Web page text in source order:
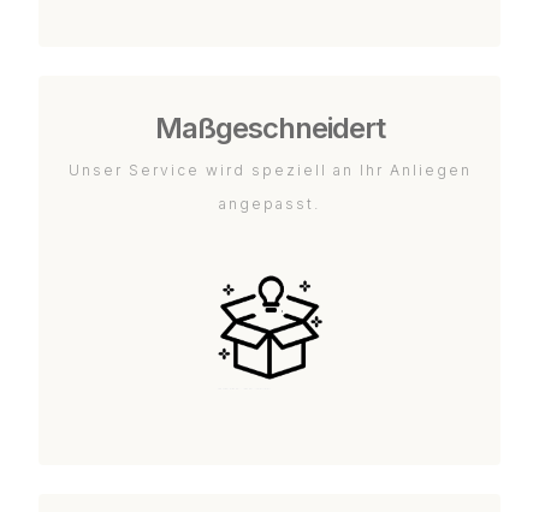
Maßgeschneidert
Unser Service wird speziell an Ihr Anliegen
angepasst.